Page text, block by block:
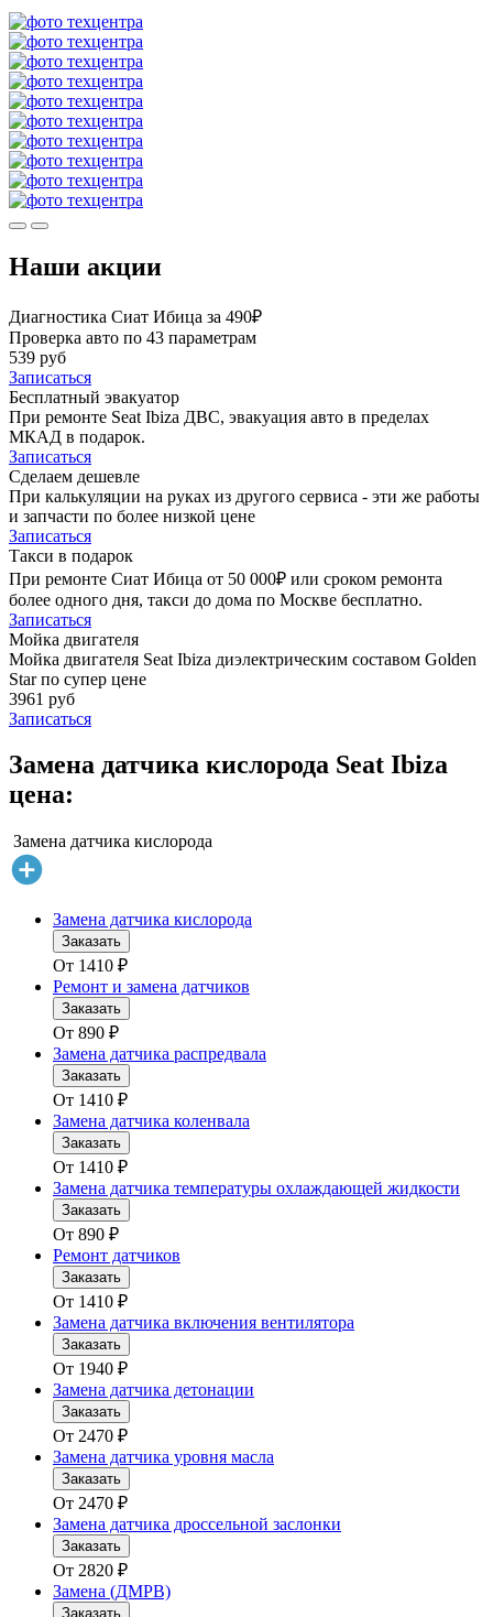
Наши акции
Диагностика Сиат Ибица за 490₽
Проверка авто по 43 параметрам
539 руб
Записаться
Бесплатный эвакуатор
При ремонте Seat Ibiza ДВС, эвакуация авто в пределах
МКАД в подарок.
Записаться
Сделаем дешевле
При калькуляции на руках из другого сервиса - эти же работы
и запчасти по более низкой цене
Записаться
Такси в подарок
При ремонте Сиат Ибица от 50 000₽ или сроком ремонта
более одного дня, такси до дома по Москве бесплатно.
Записаться
Мойка двигателя
Мойка двигателя Seat Ibiza диэлектрическим составом Golden
Star по супер цене
3961 руб
Записаться
Замена датчика кислорода Seat Ibiza
цена:
Замена датчика кислорода
Замена датчика кислорода
Заказать
От 1410 ₽
Ремонт и замена датчиков
Заказать
От 890 ₽
Замена датчика распредвала
Заказать
От 1410 ₽
Замена датчика коленвала
Заказать
От 1410 ₽
Замена датчика температуры охлаждающей жидкости
Заказать
От 890 ₽
Ремонт датчиков
Заказать
От 1410 ₽
Замена датчика включения вентилятора
Заказать
От 1940 ₽
Замена датчика детонации
Заказать
От 2470 ₽
Замена датчика уровня масла
Заказать
От 2470 ₽
Замена датчика дроссельной заслонки
Заказать
От 2820 ₽
Замена (ДМРВ)
Заказать